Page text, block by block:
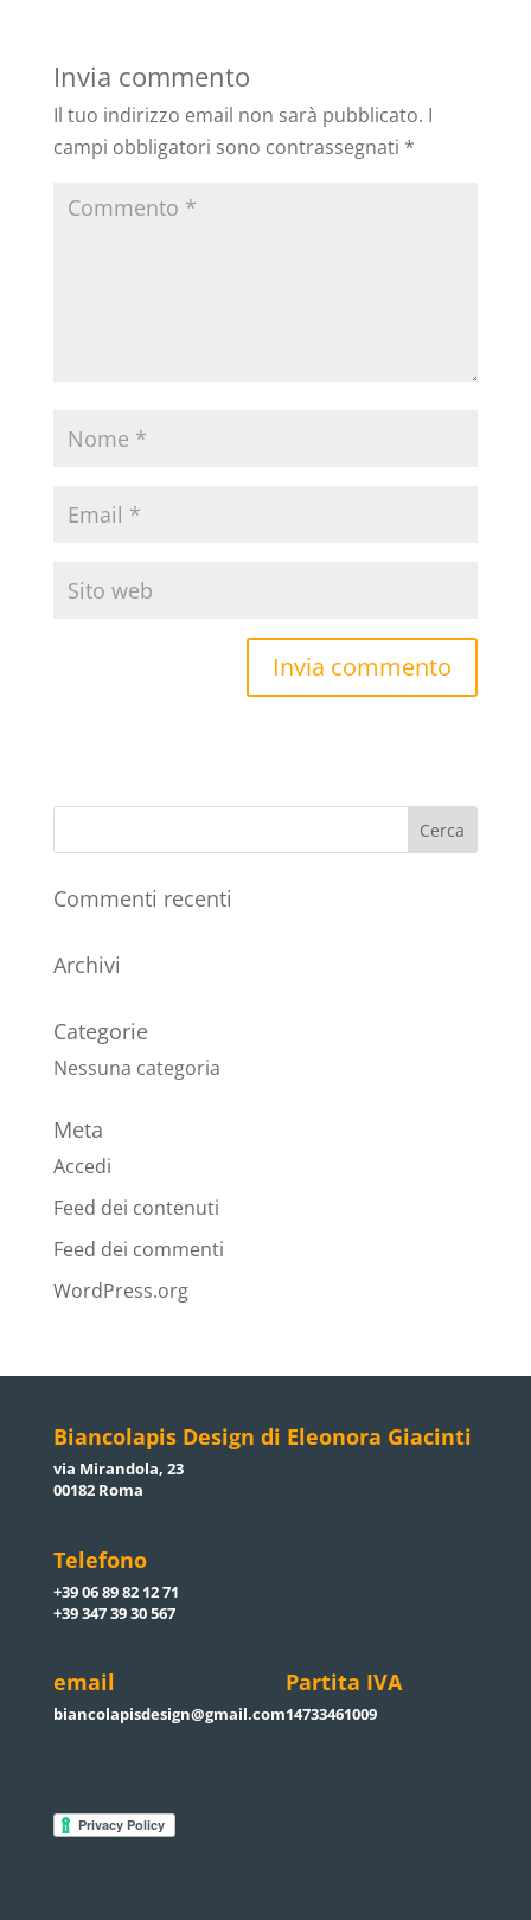
Invia commento
Il tuo indirizzo email non sarà pubblicato. I
campi obbligatori sono contrassegnati *
Commenti recenti
Archivi
Categorie
Nessuna categoria
Meta
Accedi
Feed dei contenuti
Feed dei commenti
WordPress.org
Biancolapis Design di Eleonora Giacinti
via Mirandola, 23
00182 Roma
Telefono
+39 06 89 82 12 71
+39 347 39 30 567
email
biancolapisdesign@gmail.com
Partita IVA
14733461009